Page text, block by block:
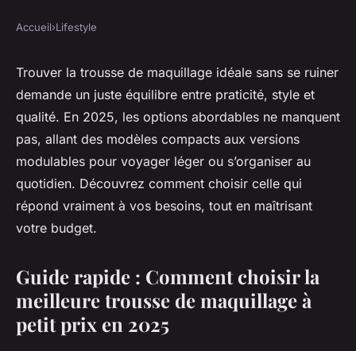
LIFESTYLE
Les meilleures trousses de
maquillage à petit prix en 2025
Éléna •15 juin 2025•5 min de lecture
Accueil›Lifestyle
Trouver la trousse de maquillage idéale sans se ruiner
demande un juste équilibre entre praticité, style et
qualité. En 2025, les options abordables ne manquent
pas, allant des modèles compacts aux versions
modulables pour voyager léger ou s’organiser au
quotidien. Découvrez comment choisir celle qui
répond vraiment à vos besoins, tout en maîtrisant
votre budget.
Guide rapide : Comment choisir la
meilleure trousse de maquillage à
petit prix en 2025